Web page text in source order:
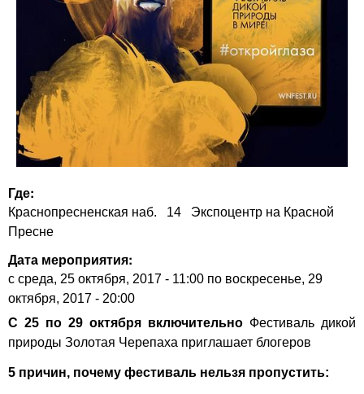
Где:
Краснопресненская наб. 14
Экспоцентр на Красной
Пресне
Дата мероприятия:
с среда, 25 октября, 2017 - 11:00 по воскресенье, 29
октября, 2017 - 20:00
С 25 по 29 октября включительно Фестиваль дикой
природы Золотая Черепаха приглашает блогеров
5 причин, почему фестиваль нельзя пропустить: